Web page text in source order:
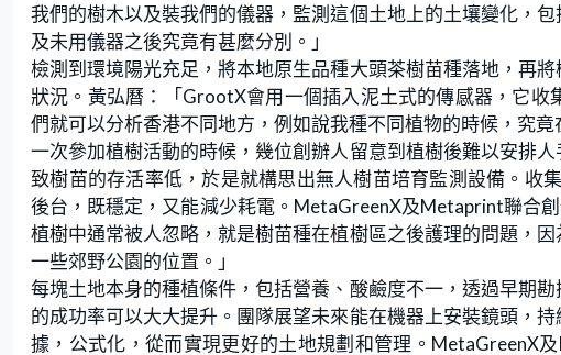
2
0
%
我們的樹木以及裝我們的儀器，監測這個土地上的土壤變化，
及未用儀器之後究竟有甚麼分別。」
檢測到環境陽光充足，將本地原生品種大頭茶樹苗種落地，再
狀況。黃弘曆：「GrootX會用一個插入泥土式的傳感器，它
們就可以分析香港不同地方，例如說我種不同植物的時候，究竟
一次參加植樹活動的時候，幾位創辦人留意到植樹後難以安排
致樹苗的存活率低，於是就構思出無人樹苗培育監測設備。收
後台，既穩定，又能減少耗電。MetaGreenX及Metaprint聯合
植樹中通常被人忽略，就是樹苗種在植樹區之後護理的問題，
一些郊野公園的位置。」
每塊土地本身的種植條件，包括營養、酸鹼度不一，透過早期
的成功率可以大大提升。團隊展望未來能在機器上安裝鏡頭，
據，公式化，從而實現更好的土地規劃和管理。MetaGreenX